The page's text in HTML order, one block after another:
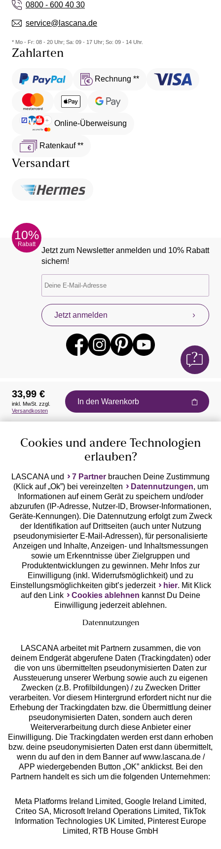
0800 - 600 40 30
service@lascana.de
* Mo - Fr: 08 - 20 Uhr; Sa: 09 - 17 Uhr; So: 09 - 14 Uhr.
Zahlarten
Rechnung **
Online-Überweisung
Ratenkauf **
Versandart
10%
Rabatt
Jetzt zum Newsletter anmelden und 10% Rabatt
sichern!
Jetzt anmelden
Auszeichnungen
Geprüfte Sicherheit
Unsere Apps
Services
Beratung
Über uns
Rechtliches
Alle Preise inkl. MwSt., zzgl.
Versandkosten
** Bonität vorausgesetzt, berechtigt zur Bonitätsprüfung
33,99 €
inkl. MwSt. zzgl.
Versandkosten
In den Warenkorb
Cookies und andere Technologien
erlauben?
LASCANA und 7 Partner brauchen Deine Zustimmung
(Klick auf „Ok”) bei vereinzelten
Datennutzungen, um
Informationen auf einem Gerät zu speichern und/oder
abzurufen (IP-Adresse, Nutzer-ID, Browser-Informationen,
Geräte-Kennungen). Die Datennutzung erfolgt zum Zweck
der Identifikation auf Drittseiten (auch unter Nutzung
pseudonymisierter E-Mail-Adressen), für personalisierte
Anzeigen und Inhalte, Anzeigen- und Inhaltsmessungen
sowie um Erkenntnisse über Zielgruppen und
Produktentwicklungen zu gewinnen. Mehr Infos zur
Einwilligung (inkl. Widerrufsmöglichkeit) und zu
Einstellungsmöglichkeiten gibt’s jederzeit
hier. Mit Klick
auf den Link
Cookies ablehnen kannst Du Deine
Einwilligung jederzeit ablehnen.
Datennutzungen
LASCANA arbeitet mit Partnern zusammen, die von
deinem Endgerät abgerufene Daten (Trackingdaten) oder
die von uns übermittelten pseudonymisierten Daten zur
Aussteuerung unserer Werbung sowie auch zu eigenen
Zwecken (z.B. Profilbildungen) / zu Zwecken Dritter
verarbeiten. Vor diesem Hintergrund erfordert nicht nur die
Erhebung der Trackingdaten bzw. die Übermittlung deiner
pseudonymisierten Daten, sondern auch deren
Weiterverarbeitung durch diese Anbieter einer
Einwilligung. Die Trackingdaten werden erst dann erhoben
bzw. deine pseudonymisierten Daten erst dann übermittelt,
wenn du auf den in dem Banner auf www.lascana.de /
APP wiedergebenden Button „OK” anklickst. Bei den
Partnern handelt es sich um die folgenden Unternehmen:
Meta Platforms Ireland Limited, Google Ireland Limited,
Criteo SA, Microsoft Ireland Operations Limited, TikTok
Information Technologies UK Limited, Pinterest Europe
Limited, RTB House GmbH